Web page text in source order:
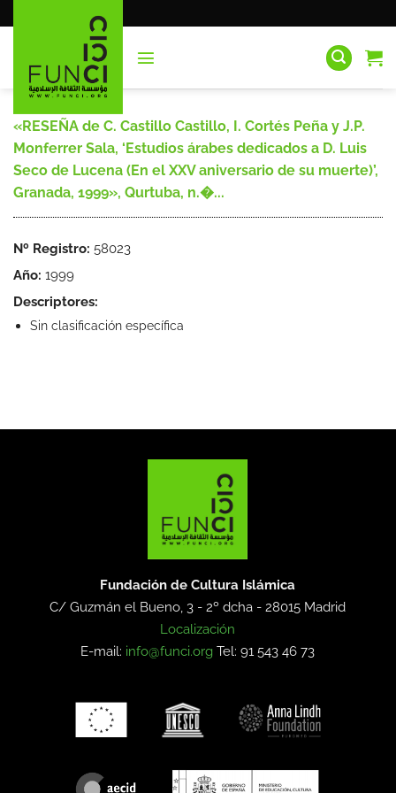
al
«RESEÑA de C. Castillo Castillo, I. Cortés Peña y J.P.
Monferrer Sala, ‘Estudios árabes dedicados a D. Luis
Seco de Lucena (En el XXV aniversario de su muerte)’,
Granada, 1999», Qurtuba, n.�...
Nº Registro: 58023
Año: 1999
Descriptores:
Sin clasificación específica
Fundación de Cultura Islámica
C/ Guzmán el Bueno, 3 - 2º dcha -28015 Madrid
Localización
E-mail: info@funci.org Tel: 91 543 46 73